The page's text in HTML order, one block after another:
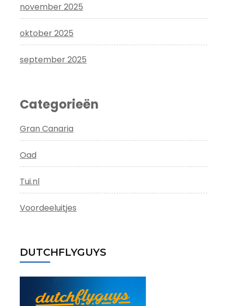
november 2025
oktober 2025
september 2025
Categorieën
Gran Canaria
Oad
Tui.nl
Voordeeluitjes
DUTCHFLYGUYS